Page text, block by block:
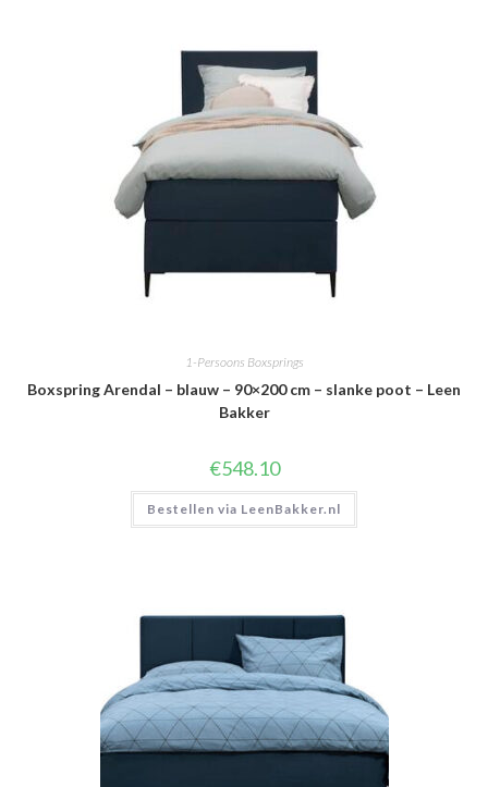
1-Persoons Boxsprings
Boxspring Arendal – blauw – 90×200 cm – slanke poot – Leen
Bakker
€548.10
Bestellen via LeenBakker.nl